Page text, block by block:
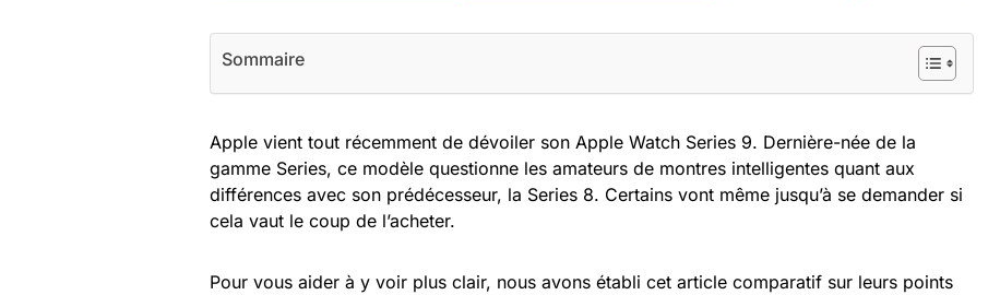
Sommaire
Apple vient tout récemment de dévoiler son Apple Watch Series 9. Dernière-née de la
gamme Series, ce modèle questionne les amateurs de montres intelligentes quant aux
différences avec son prédécesseur, la Series 8. Certains vont même jusqu’à se demander si
cela vaut le coup de l’acheter.
Pour vous aider à y voir plus clair, nous avons établi cet article comparatif sur leurs points